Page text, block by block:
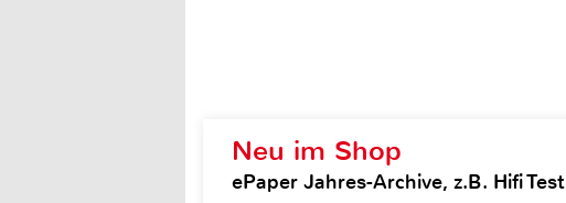
Neu im Shop
ePaper Jahres-Archive, z.B. Hifi Test